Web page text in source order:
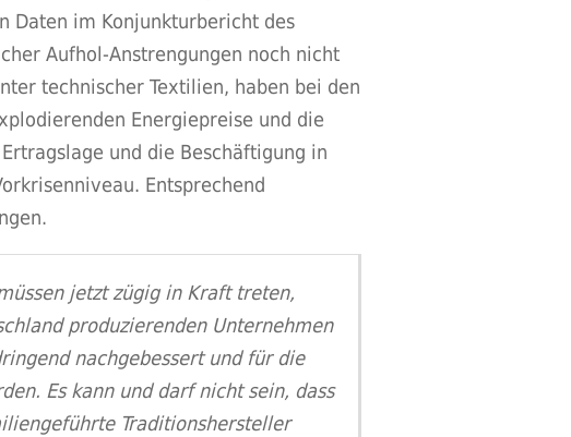
Daten im Konjunkturbericht des
Aufhol-Anstrengungen noch nicht
technischer Textilien, haben bei den
Energiepreise und die
und die Beschäftigung in
Entsprechend
jetzt zügig in Kraft treten,
produzierenden Unternehmen
nachgebessert und für die
Es kann und darf nicht sein, dass
Traditionshersteller